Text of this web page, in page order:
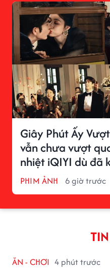
Giây Phút Ấy
vẫn chưa vượt
nhiệt iQIYI dù đã
PHIM ẢNH 6 giờ trước
ĂN - CHƠI 4 phút trước